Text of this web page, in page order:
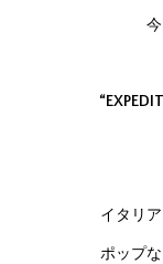
イタリ
ポップ